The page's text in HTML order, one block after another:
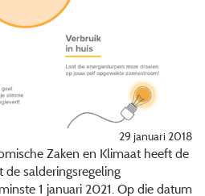
29 januari 2018
Zaken en Klimaat heeft de
de salderingsregeling
1 januari 2021. Op die datum